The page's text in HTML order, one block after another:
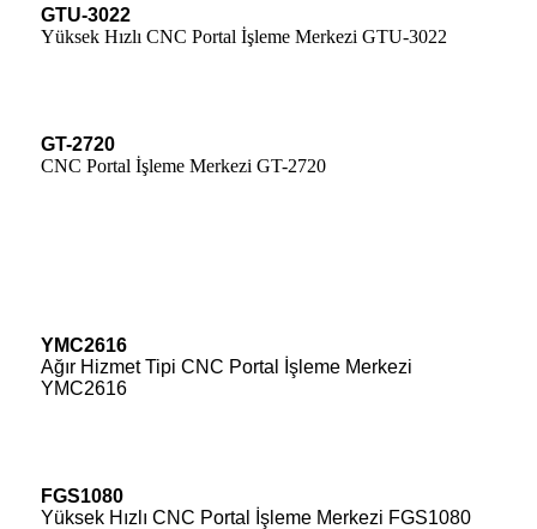
GTU-3022
Yüksek Hızlı CNC Portal İşleme Merkezi GTU-3022
GT-2720
CNC Portal İşleme Merkezi GT-2720
YMC2616
Ağır Hizmet Tipi CNC Portal İşleme Merkezi
YMC2616
FGS1080
Yüksek Hızlı CNC Portal İşleme Merkezi FGS1080